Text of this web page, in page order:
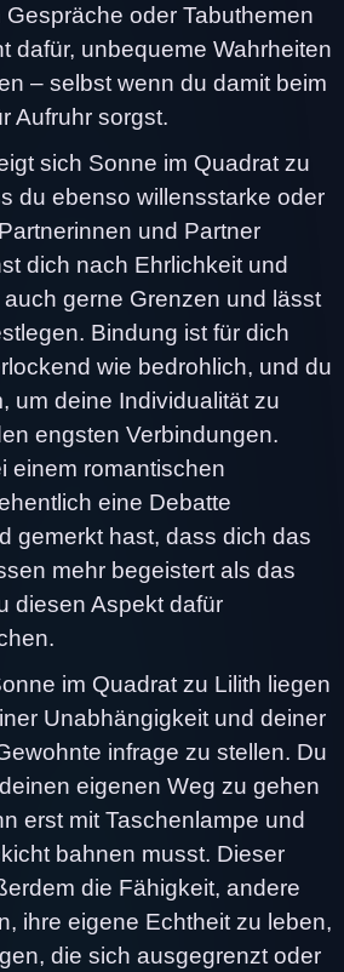
oder Tabuthemen
dafür, unbequeme Wahrheiten
– selbst wenn du damit beim
Aufruhr sorgst.
sich Sonne im Quadrat zu
du ebenso willensstarke oder
und Partner
dich nach Ehrlichkeit und
gerne Grenzen und lässt
Bindung ist für dich
wie bedrohlich, und du
um deine Individualität zu
engsten Verbindungen.
einem romantischen
eine Debatte
gemerkt hast, dass dich das
mehr begeistert als das
diesen Aspekt dafür
im Quadrat zu Lilith liegen
Unabhängigkeit und deiner
infrage zu stellen. Du
eigenen Weg zu gehen
erst mit Taschenlampe und
bahnen musst. Dieser
die Fähigkeit, andere
ihre eigene Echtheit zu leben,
die sich ausgegrenzt oder